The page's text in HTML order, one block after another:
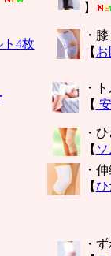
】
4枚
・
【
・
【
・
【
・
【ひ
・